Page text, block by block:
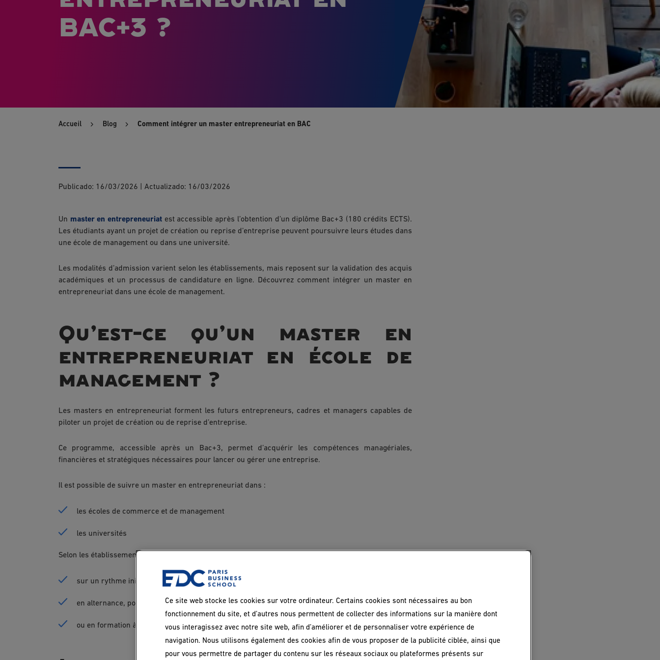
BAC+3 ?
Accueil Blog Comment intégrer un master entrepreneuriat en BAC+3 ?
Publicado: 16/03/2026 Actualizado: 16/03/2026
Un master en entrepreneuriat est accessible après l’obtention d’un diplôme Bac+3 (180 crédits ECTS).
Les étudiants ayant un projet de création ou reprise d’entreprise peuvent poursuivre leurs études dans
une école de management ou dans une université.
Les modalités d’admission varient selon les établissements, mais reposent sur la validation des acquis
académiques et un processus de candidature en ligne. Découvrez comment intégrer un master en
entrepreneuriat dans une école de management.
Qu’est-ce qu’un master en
entrepreneuriat en école de
management ?
Les masters en entrepreneuriat forment les futurs entrepreneurs, cadres et managers capables de
piloter un projet de création ou de reprise d’entreprise.
Ce programme, accessible après un Bac+3, permet d’acquérir les compétences managériales,
financières et stratégiques nécessaires pour lancer ou gérer une entreprise.
Il est possible de suivre un master en entrepreneuriat dans :
les écoles de commerce et de management
les universités
Selon les établissements, la formation peut se dérouler :
sur un rythme initial,
en alternance, pour combiner cours et expérience professionnelle,
ou en formation à distance.
Ce site web stocke les cookies sur votre ordinateur. Certains cookies sont nécessaires au bon
fonctionnement du site, et d’autres nous permettent de collecter des informations sur la manière dont
vous interagissez avec notre site web, afin d’améliorer et de personnaliser votre expérience de
navigation. Nous utilisons également des cookies afin de vous proposer de la publicité ciblée, ainsi que
pour vous permettre de partager du contenu sur les réseaux sociaux ou plateformes présents sur